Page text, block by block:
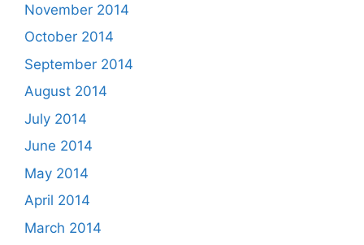
November 2014
October 2014
September 2014
August 2014
July 2014
June 2014
May 2014
April 2014
March 2014